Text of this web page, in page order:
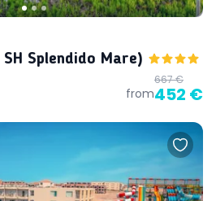
Splendido Mare)
from
667 €
452 €